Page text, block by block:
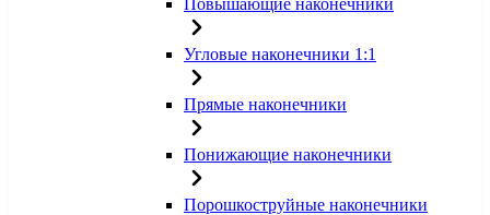
Повышающие наконечники
Угловые наконечники 1:1
Прямые наконечники
Понижающие наконечники
Порошкоструйные наконечники